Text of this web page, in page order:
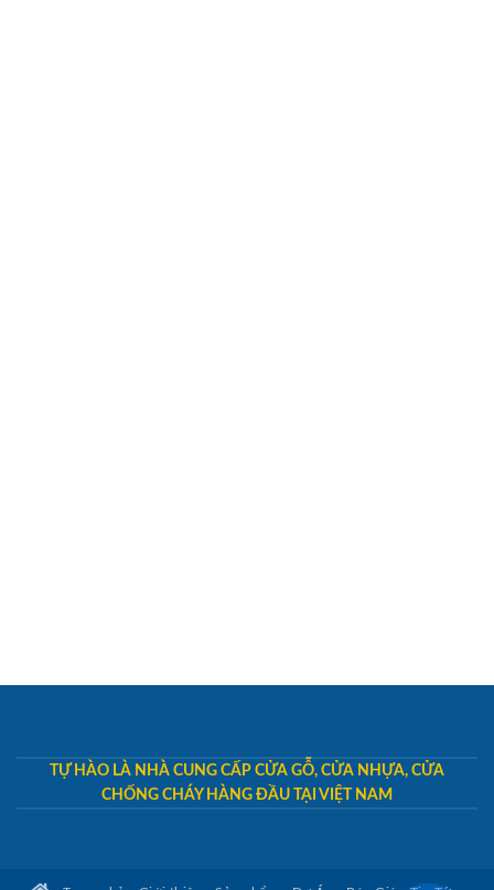
TỰ HÀO LÀ NHÀ CUNG CẤP CỬA GỖ, CỬA NHỰA, CỬA
CHỐNG CHÁY HÀNG ĐẦU TẠI VIỆT NAM